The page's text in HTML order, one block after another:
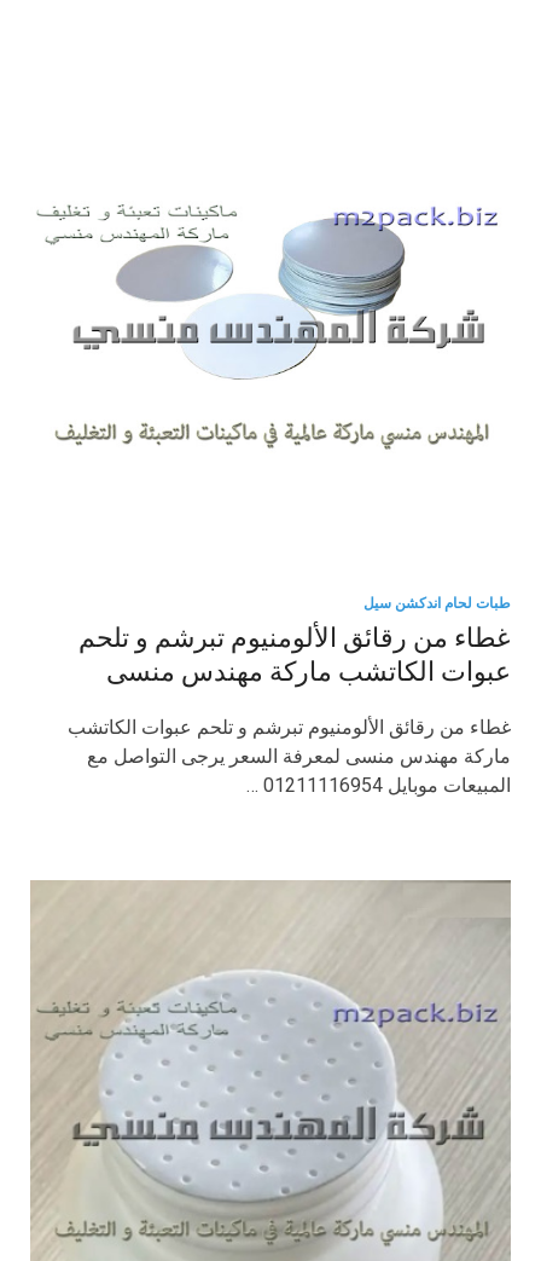
طبات لحام اندكشن سيل
غطاء من رقائق الألومنيوم تبرشم و تلحم
عبوات الكاتشب ماركة مهندس منسى
غطاء من رقائق الألومنيوم تبرشم و تلحم عبوات الكاتشب
ماركة مهندس منسى لمعرفة السعر يرجى التواصل مع
المبيعات موبايل 01211116954 …